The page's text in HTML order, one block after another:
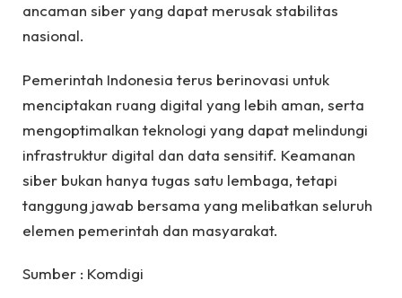
ancaman siber yang dapat merusak stabilitas
nasional.
Pemerintah Indonesia terus berinovasi untuk
menciptakan ruang digital yang lebih aman, serta
mengoptimalkan teknologi yang dapat melindungi
infrastruktur digital dan data sensitif. Keamanan
siber bukan hanya tugas satu lembaga, tetapi
tanggung jawab bersama yang melibatkan seluruh
elemen pemerintah dan masyarakat.
Sumber : Komdigi